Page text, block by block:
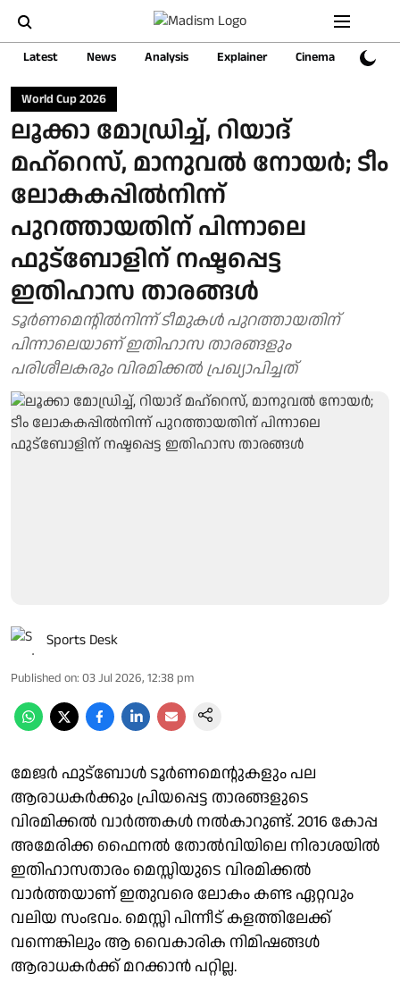
Latest News Analysis Explainer Cinema Sports
World Cup 2026
ലൂക്കാ മോഡ്രിച്ച്, റിയാദ്
മഹ്റെസ്, മാനുവൽ നോയർ; ടീം
ലോകകപ്പിൽനിന്ന്
പുറത്തായതിന് പിന്നാലെ
ഫുട്ബോളിന് നഷ്ടപ്പെട്ട
ഇതിഹാസ താരങ്ങൾ
ടൂർണമെന്റിൽനിന്ന് ടീമുകൾ പുറത്തായതിന്
പിന്നാലെയാണ് ഇതിഹാസ താരങ്ങളും
പരിശീലകരും വിരമിക്കൽ പ്രഖ്യാപിച്ചത്
Sports Desk
Published on: 03 Jul 2026, 12:38 pm
മേജർ ഫുട്ബോൾ ടൂർണമെന്റുകളും പല
ആരാധകർക്കും പ്രിയപ്പെട്ട താരങ്ങളുടെ
വിരമിക്കൽ വാർത്തകൾ നൽകാറുണ്ട്. 2016 കോപ്പ
അമേരിക്ക ഫൈനൽ തോൽവിയിലെ നിരാശയിൽ
ഇതിഹാസതാരം മെസ്സിയുടെ വിരമിക്കൽ
വാർത്തയാണ് ഇതുവരെ ലോകം കണ്ട ഏറ്റവും
വലിയ സംഭവം. മെസ്സി പിന്നീട് കളത്തിലേക്ക്
വന്നെങ്കിലും ആ വൈകാരിക നിമിഷങ്ങൾ
ആരാധകർക്ക് മറക്കാൻ പറ്റില്ല.